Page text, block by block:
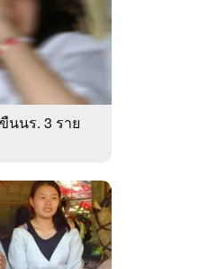
นร. 3 ราย